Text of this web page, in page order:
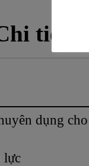
tiết
dụng
lực